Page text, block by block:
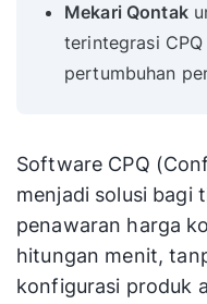
Mekari Qontak
terintegrasi
pertumbuhan
Software CPQ
menjadi solusi bagi
penawaran harga
hitungan menit,
konfigurasi produk